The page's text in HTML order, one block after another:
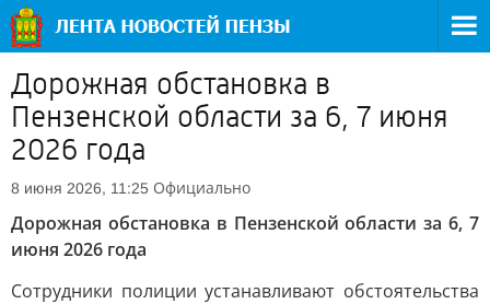
Дорожная обстановка в
Пензенской области за 6, 7 июня
2026 года
8 июня 2026, 11:25 Официально
Дорожная обстановка в Пензенской области за 6, 7
июня 2026 года
Сотрудники полиции устанавливают обстоятельства